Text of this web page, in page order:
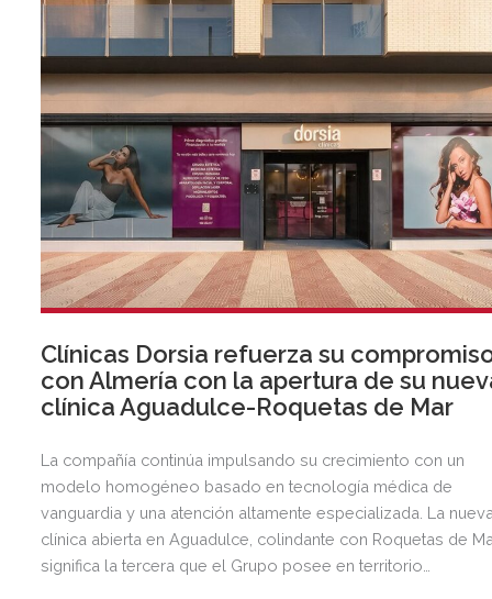
Clínicas Dorsia refuerza su
con Almería con la apertura de su
clínica Aguadulce-Roquetas de Mar
La compañía continúa impulsando su crecimiento con un
modelo homogéneo basado en tecnología médica de
vanguardia y una atención altamente especializada. La
clínica abierta en Aguadulce, colindante con Roquetas de
significa la tercera que el Grupo posee en territorio